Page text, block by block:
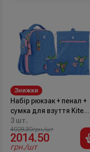
Знижки
Набір рюкзак + пенал +
сумка для взуття Kite
SET_TK24-531M tokidoki
3 шт.
4028.30грн./шт
2014.50
грн./шт